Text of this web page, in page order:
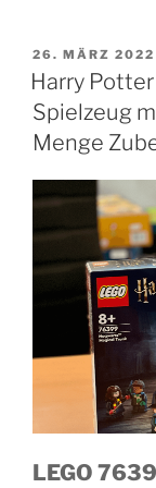
AM
26. MÄRZ 2022
Harry
Spielzeug
Menge
LEGO